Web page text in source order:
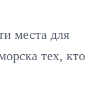
места для
тех, кто